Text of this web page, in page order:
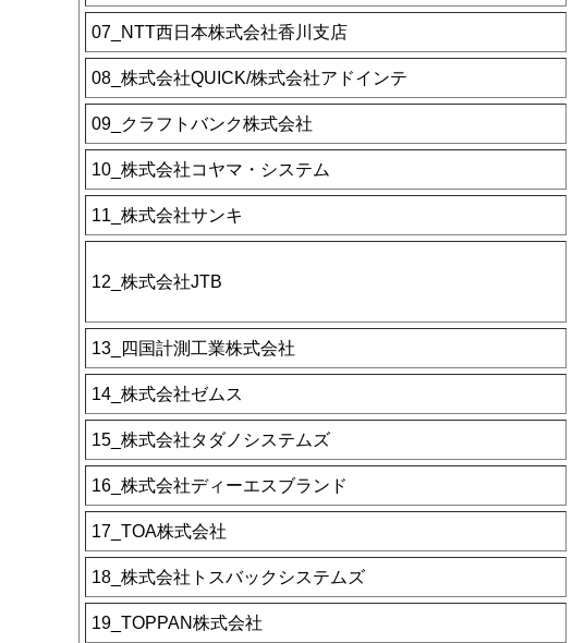
07_NTT西日本株式会社香川支店
08_株式会社QUICK/株式会社アドインテ
09_クラフトバンク株式会社
10_株式会社コヤマ・システム
11_株式会社サンキ
12_株式会社JTB
13_四国計測工業株式会社
14_株式会社ゼムス
15_株式会社タダノシステムズ
16_株式会社ディーエスブランド
17_TOA株式会社
18_株式会社トスバックシステムズ
19_TOPPAN株式会社